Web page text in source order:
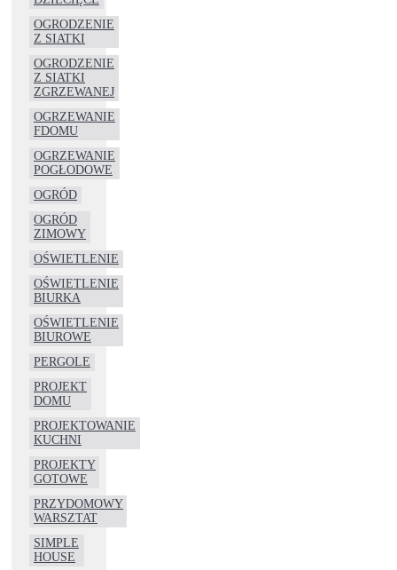
OGRODZENIE
Z SIATKI
OGRODZENIE
Z SIATKI
ZGRZEWANEJ
OGRZEWANIE
FDOMU
OGRZEWANIE
POGŁODOWE
OGRÓD
OGRÓD
ZIMOWY
OŚWIETLENIE
OŚWIETLENIE
BIURKA
OŚWIETLENIE
BIUROWE
PERGOLE
PROJEKT
DOMU
PROJEKTOWANIE
KUCHNI
PROJEKTY
GOTOWE
PRZYDOMOWY
WARSZTAT
SIMPLE
HOUSE